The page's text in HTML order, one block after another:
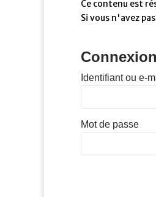
Ce contenu est
Si vous n'avez
Identifiant ou e-
Mot de passe